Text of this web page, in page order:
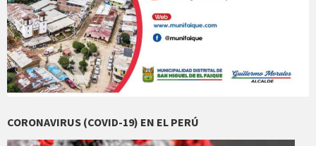
CORONAVIRUS (COVID-19) EN EL PERÚ